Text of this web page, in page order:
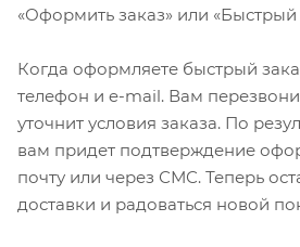
«Оформить заказ» или «Быстрый
Когда оформляете быстрый
телефон и e-mail. Вам
уточнит условия заказа. По
вам придет подтверждение
почту или через СМС. Теперь
доставки и радоваться новой